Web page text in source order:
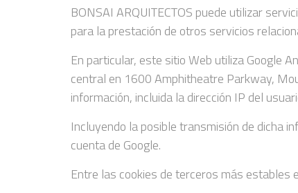
BONSAI ARQUITECTOS puede utilizar
para la prestación de otros servicios
En particular, este sitio Web utiliza Google
central en 1600 Amphitheatre Parkway,
información, incluida la dirección IP del
Incluyendo la posible transmisión de dicha
cuenta de Google.
Entre las cookies de terceros más estables